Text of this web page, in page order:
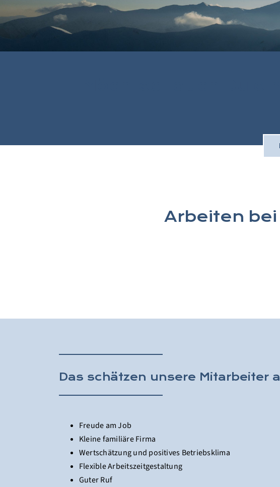
Arbeiten bei
Das schätzen unsere Mitarbeiter
Freude am Job
Kleine familiäre Firma
Wertschätzung und positives Betriebsklima
Flexible Arbeitszeitgestaltung
Guter Ruf